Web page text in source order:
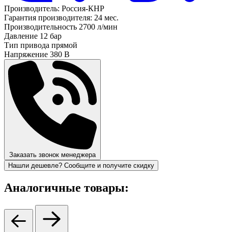
Производитель: Россия-КНР
Гарантия производителя: 24 мес.
Производительность 2700 л/мин
Давление 12 бар
Тип привода прямой
Напряжение 380 В
Заказать звонок менеджера
Нашли дешевле? Сообщите и получите скидку
Аналогичные товары: